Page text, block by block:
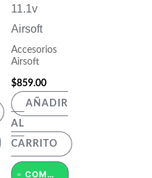
11.1v
Airsoft
Accesorios
Airsoft
$859.00
AÑADIR
AL
CARRITO
COMPRAR POR WHATSAPP